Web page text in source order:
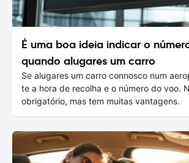
É uma boa ideia indicar o
quando alugares um carro
Se alugares um carro connosco num
te a hora de recolha e o número do voo.
obrigatório, mas tem muitas vantagens.